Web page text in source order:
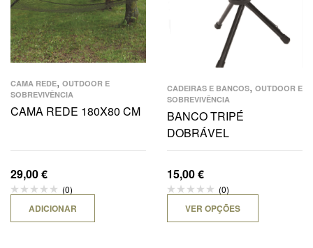
CAMA REDE, OUTDOOR E
SOBREVIVÊNCIA
CAMA REDE 180X80 CM
29,00€
(0)
ADICIONAR
CADEIRAS E BANCOS, OUTDOOR E
SOBREVIVÊNCIA
BANCO TRIPÉ
DOBRÁVEL
15,00€
(0)
VER OPÇÕES